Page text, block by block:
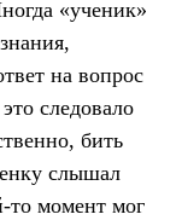
«ученик»
на вопрос
следовало
бить
слышал
то момент мог